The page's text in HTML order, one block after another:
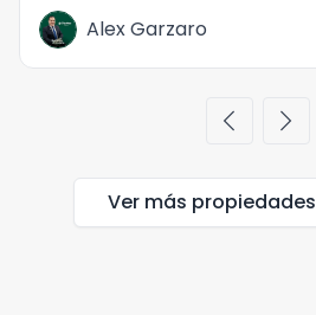
Alex Garzaro
chevron_left chevron_right
Ver más propiedades